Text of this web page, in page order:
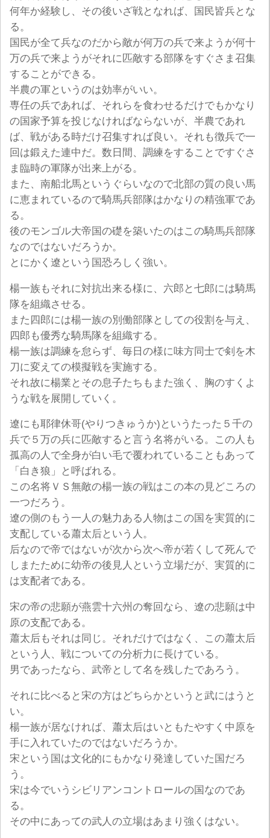
何年か経験し、その後いざ戦となれば、国民皆兵とな
る。
国民が全て兵なのだから敵が何万の兵で来ようが何十
万の兵で来ようがそれに匹敵する部隊をすぐさま召集
することができる。
半農の軍というのは効率がいい。
専任の兵であれば、それらを食わせるだけでもかなり
の国家予算を投じなければならないが、半農であれ
ば、戦がある時だけ召集すれば良い。それも徴兵で一
回は鍛えた連中だ。数日間、調練をすることですぐさ
ま臨時の軍隊が出来上がる。
また、南船北馬というぐらいなので北部の質の良い馬
に恵まれているので騎馬兵部隊はかなりの精強軍であ
る。
後のモンゴル大帝国の礎を築いたのはこの騎馬兵部隊
なのではないだろうか。
とにかく遼という国恐ろしく強い。
楊一族もそれに対抗出来る様に、六郎と七郎には騎馬
隊を組織させる。
また四郎には楊一族の別働部隊としての役割を与え、
四郎も優秀な騎馬隊を組織する。
楊一族は調練を怠らず、毎日の様に味方同士で剣を木
刀に変えての模擬戦を実施する。
それ故に楊業とその息子たちもまた強く、胸のすくよ
うな戦を展開していく。
遼にも耶律休哥(やりつきゅうか)というたった５千の
兵で５万の兵に匹敵すると言う名将がいる。この人も
孤高の人で全身が白い毛で覆われていることもあって
「白き狼」と呼ばれる。
この名将ＶＳ無敵の楊一族の戦はこの本の見どころの
一つだろう。
遼の側のもう一人の魅力ある人物はこの国を実質的に
支配している蕭太后という人。
后なので帝ではないが次から次へ帝が若くして死んで
しまたために幼帝の後見人という立場だが、実質的に
は支配者である。
宋の帝の悲願が燕雲十六州の奪回なら、遼の悲願は中
原の支配である。
蕭太后もそれは同じ。それだけではなく、この蕭太后
という人、戦についての分析力に長けている。
男であったなら、武帝として名を残したであろう。
それに比べると宋の方はどちらかというと武にはうと
い。
楊一族が居なければ、蕭太后はいともたやすく中原を
手に入れていたのではないだろうか。
宋という国は文化的にもかなり発達していた国だろ
う。
宋は今でいうシビリアンコントロールの国なのであ
る。
その中にあっての武人の立場はあまり強くはない。